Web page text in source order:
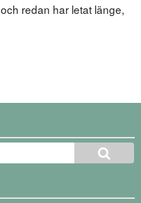
redan har letat länge,